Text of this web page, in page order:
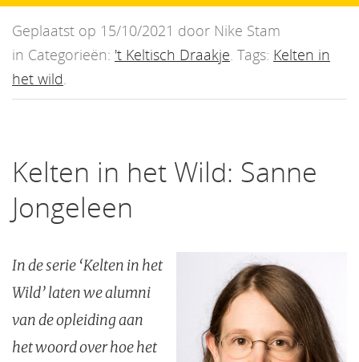
Geplaatst op 15/10/2021 door Nike Stam
in Categorieën: 't Keltisch Draakje . Tags: Kelten in
het wild
Kelten in het Wild: Sanne
Jongeleen
In de serie ‘Kelten in het
Wild’ laten we alumni
van de opleiding aan
het woord over hoe het